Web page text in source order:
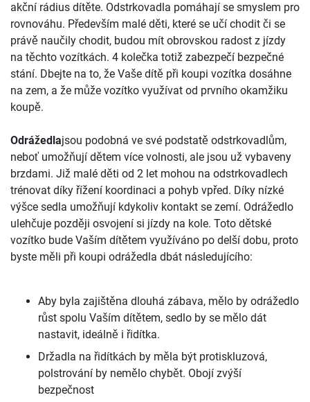
akční rádius dítěte. Odstrkovadla pomáhají se smyslem pro
rovnováhu. Především malé děti, které se učí chodit či se
právě naučily chodit, budou mít obrovskou radost z jízdy
na těchto vozítkách. 4 kolečka totiž zabezpečí bezpečné
stání. Dbejte na to, že Vaše dítě při koupi vozítka dosáhne
na zem, a že může vozítko využívat od prvního okamžiku
koupě.
Odrážedlajsou podobná ve své podstatě odstrkovadlům,
neboť umožňují dětem více volnosti, ale jsou už vybaveny
brzdami. Již malé děti od 2 let mohou na odstrkovadlech
trénovat díky řížení koordinaci a pohyb vpřed. Díky nízké
výšce sedla umožňují kdykoliv kontakt se zemí. Odrážedlo
ulehčuje později osvojení si jízdy na kole. Toto dětské
vozítko bude Vaším dítětem využíváno po delší dobu, proto
byste měli při koupi odrážedla dbát následujícího:
Aby byla zajištěna dlouhá zábava, mělo by odrážedlo
růst spolu Vaším dítětem, sedlo by se mělo dát
nastavit, ideálně i řidítka.
Držadla na řidítkách by měla být protiskluzová,
polstrování by nemělo chybět. Obojí zvýší
bezpečnost